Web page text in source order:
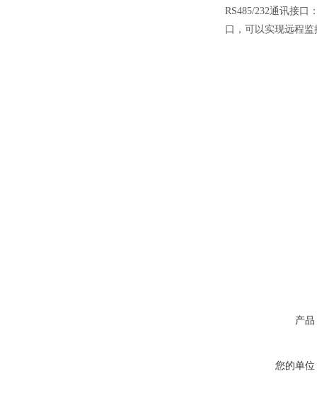
RS485/232通讯接口
口，可以实现远程
产品
您的单位